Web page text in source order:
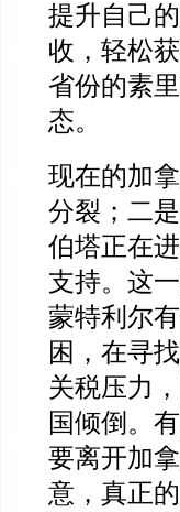
提升自己
收，轻松
省份的素
态。
现在的加
分裂；二
伯塔正在
支持。这
蒙特利尔
困，在寻
关税压力
国倾倒。
要离开加
意，真正